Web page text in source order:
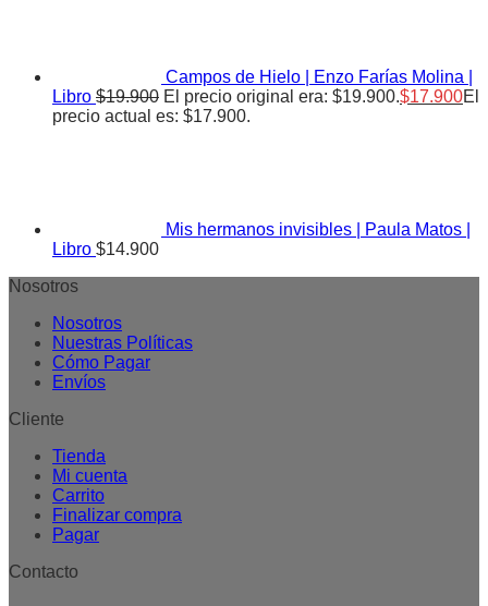
Campos de Hielo | Enzo Farías Molina |
Libro $19.900 El precio original era: $19.900.$17.900El
precio actual es: $17.900.
Mis hermanos invisibles | Paula Matos |
Libro $14.900
Nosotros
Nosotros
Nuestras Políticas
Cómo Pagar
Envíos
Cliente
Tienda
Mi cuenta
Carrito
Finalizar compra
Pagar
Contacto